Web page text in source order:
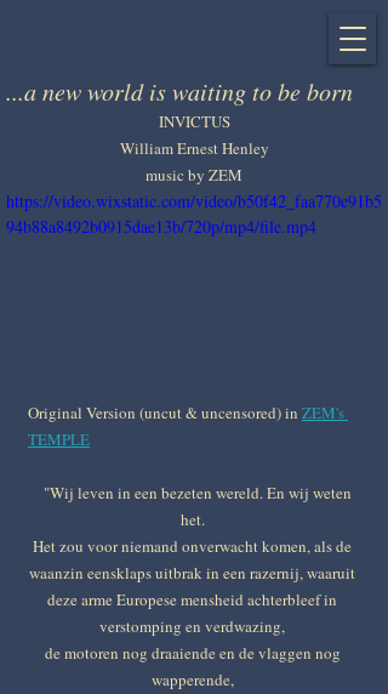
...a new world is waiting to be born
INVICTUS
William Ernest Henley
music by ZEM
https://video.wixstatic.com/video/b50f42_faa770e91b5
94b88a8492b0915dae13b/720p/mp4/file.mp4
Original Version (uncut & uncensored) in ZEM's
TEMPLE
het.
Het zou voor niemand onverwacht komen, als de
waanzin eensklaps uitbrak in een razernij, waaruit
deze arme Europese mensheid achterbleef in
verstomping en verdwazing,
de motoren nog draaiende en de vlaggen nog
wapperende,